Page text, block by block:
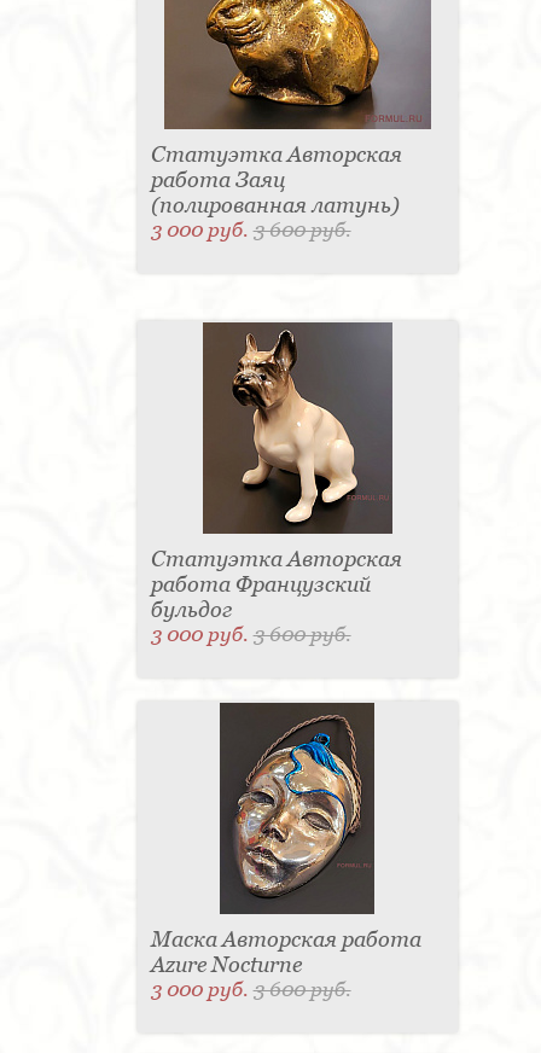
Статуэтка Авторская
работа Заяц
(полированная латунь)
3 000 руб.3 600 руб.
Статуэтка Авторская
работа Французский
бульдог
3 000 руб.3 600 руб.
Маска Авторская работа
Azure Nocturne
3 000 руб.3 600 руб.